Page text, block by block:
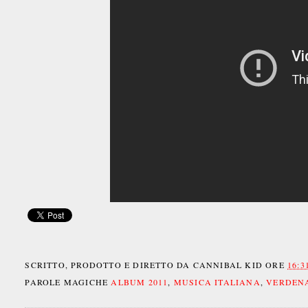
SCRITTO, PRODOTTO E DIRETTO DA CANNIBAL KID ORE
PAROLE MAGICHEALBUM 2011, MUSICA ITALIANA,